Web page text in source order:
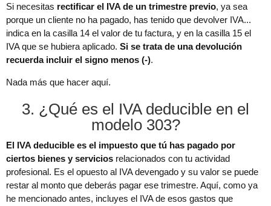
Si necesitas rectificar el IVA de un trimestre previo, ya sea
porque un cliente no ha pagado, has tenido que devolver IVA...
indica en la casilla 14 el valor de tu factura, y en la casilla 15 el
IVA que se hubiera aplicado. Si se trata de una devolución
recuerda incluir el signo menos (-).
Nada más que hacer aquí.
3. ¿Qué es el IVA deducible en el
modelo 303?
El IVA deducible es el impuesto que tú has pagado por
ciertos bienes y servicios relacionados con tu actividad
profesional. Es el opuesto al IVA devengado y su valor se puede
restar al monto que deberás pagar ese trimestre. Aquí, como ya
he mencionado antes, incluyes el IVA de esos gastos que